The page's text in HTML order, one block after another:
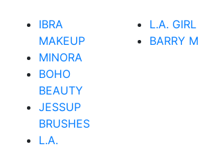
IBRA
MAKEUP
MINORA
BOHO
BEAUTY
JESSUP
BRUSHES
L.A.
L.A. GIRL
BARRY M